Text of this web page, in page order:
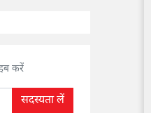
करें
सदस्यता लें